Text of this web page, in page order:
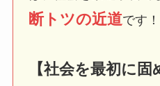
断トツの近道です！
【社会を最初に固